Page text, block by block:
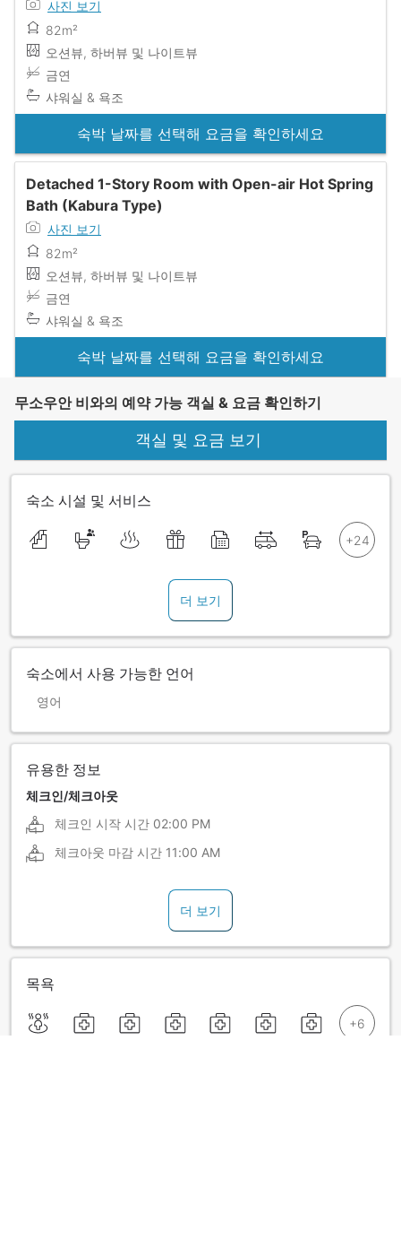
사진 보기
82m²
오션뷰, 하버뷰 및 나이트뷰
금연
샤워실 & 욕조
숙박 날짜를 선택해 요금을 확인하세요
Detached 1-Story Room with Open-air Hot Spring
Bath (Kabura Type)
사진 보기
82m²
오션뷰, 하버뷰 및 나이트뷰
금연
샤워실 & 욕조
숙박 날짜를 선택해 요금을 확인하세요
무소우안 비와의 예약 가능 객실 & 요금 확인하기
객실 및 요금 보기
숙소 시설 및 서비스
더 보기
숙소에서 사용 가능한 언어
영어
유용한 정보
체크인/체크아웃
체크인 시작 시간 02:00 PM
체크아웃 마감 시간 11:00 AM
더 보기
목욕